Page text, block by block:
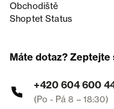
Obchodiště
Shoptet Status
Máte dotaz? Zeptejte
+420 604 600
(Po - Pá 8 – 18:30)